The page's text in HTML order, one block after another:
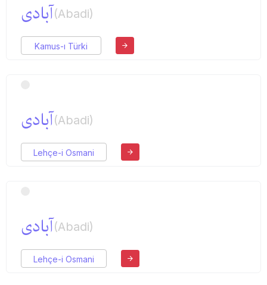
آبادی(Abadi)
Kamus-ı Türki
آبادی(Abadi)
Lehçe-i Osmani
آبادی(Abadi)
Lehçe-i Osmani